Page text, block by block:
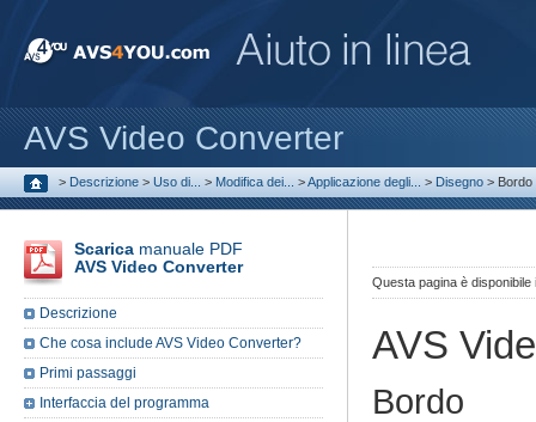
AVS Video Converter
> Descrizione > Uso di... > Modifica dei... >Applicazione degli... > Disegno > Bordo
Questa pagina è
AVS
Bordo
Scarica manuale PDF
AVS Video Converter
Descrizione
Che cosa include AVS Video Converter?
Primi passaggi
Interfaccia del programma